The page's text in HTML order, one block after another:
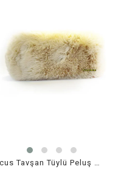
Unicus Tavşan Tüylü Peluş Kalem Kutu XL